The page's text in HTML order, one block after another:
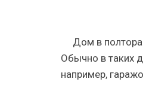
Дом в
Обычно в таких
например,